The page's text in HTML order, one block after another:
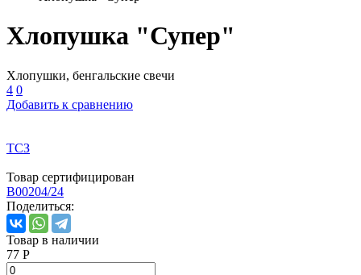
Хлопушка "Супер"
Хлопушки, бенгальские свечи
4 0
Добавить к сравнению
ТСЗ
Товар сертифицирован
B00204/24
Поделиться:
Товар в наличии
77 Р